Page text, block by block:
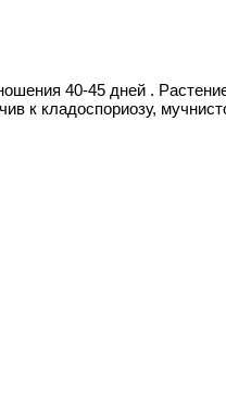
40-45 дней .
к кладоспориозу,